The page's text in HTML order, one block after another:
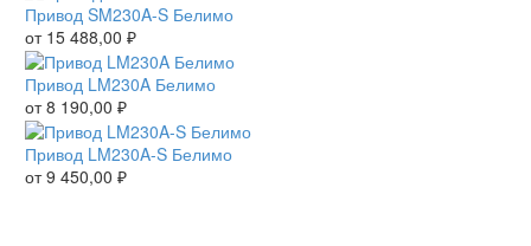
Привод SM230A-S Белимо
от 15 488,00 ₽
Привод LM230A Белимо
от8 190,00 ₽
Привод LM230A-S Белимо
от9 450,00 ₽